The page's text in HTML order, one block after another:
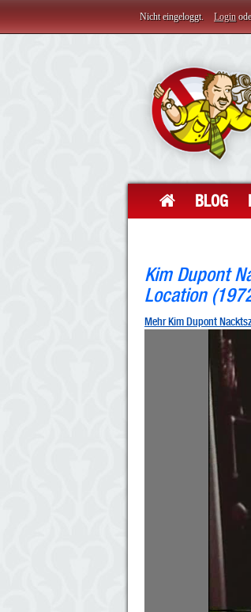
Nicht eingeloggt. Login
BLOG
Kim Dupont
Location
Mehr Kim Dupont